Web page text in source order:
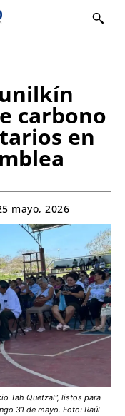
carbono
en
mayo, 2026
Tah Quetzal”, listos para
31 de mayo. Foto: Raúl